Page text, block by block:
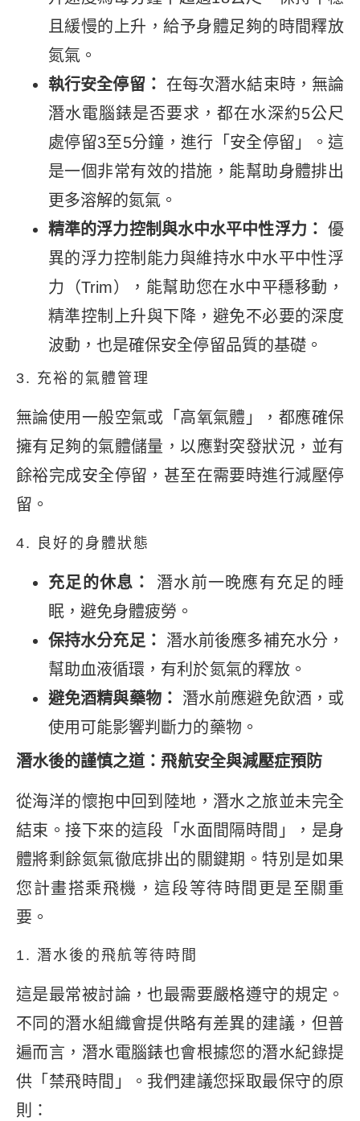
且緩慢的上升，給予身體足夠的時間釋放
氮氣。
執行安全停留：
在每次潛水結束時，無論
潛水電腦錶是否要求，都在水深約5公尺
處停留3至5分鐘，進行「安全停留」。這
是一個非常有效的措施，能幫助身體排出
更多溶解的氮氣。
精準的浮力控制與水中水平中性浮力： 優
異的浮力控制能力與維持水中水平中性浮
力（Trim），能幫助您在水中平穩移動，
精準控制上升與下降，避免不必要的深度
波動，也是確保安全停留品質的基礎。
3. 充裕的氣體管理
無論使用一般空氣或「高氧氣體」，都應確保
擁有足夠的氣體儲量，以應對突發狀況，並有
餘裕完成安全停留，甚至在需要時進行減壓停
留。
4. 良好的身體狀態
充足的休息：
潛水前一晚應有充足的睡
眠，避免身體疲勞。
保持水分充足：
潛水前後應多補充水分，
幫助血液循環，有利於氮氣的釋放。
避免酒精與藥物：
潛水前應避免飲酒，或
使用可能影響判斷力的藥物。
潛水後的謹慎之道：飛航安全與減壓症預防
從海洋的懷抱中回到陸地，潛水之旅並未完全
結束。接下來的這段「水面間隔時間」，是身
體將剩餘氮氣徹底排出的關鍵期。特別是如果
您計畫搭乘飛機，這段等待時間更是至關重
要。
1. 潛水後的飛航等待時間
這是最常被討論，也最需要嚴格遵守的規定。
不同的潛水組織會提供略有差異的建議，但普
遍而言，潛水電腦錶也會根據您的潛水紀錄提
供「禁飛時間」。我們建議您採取最保守的原
則：